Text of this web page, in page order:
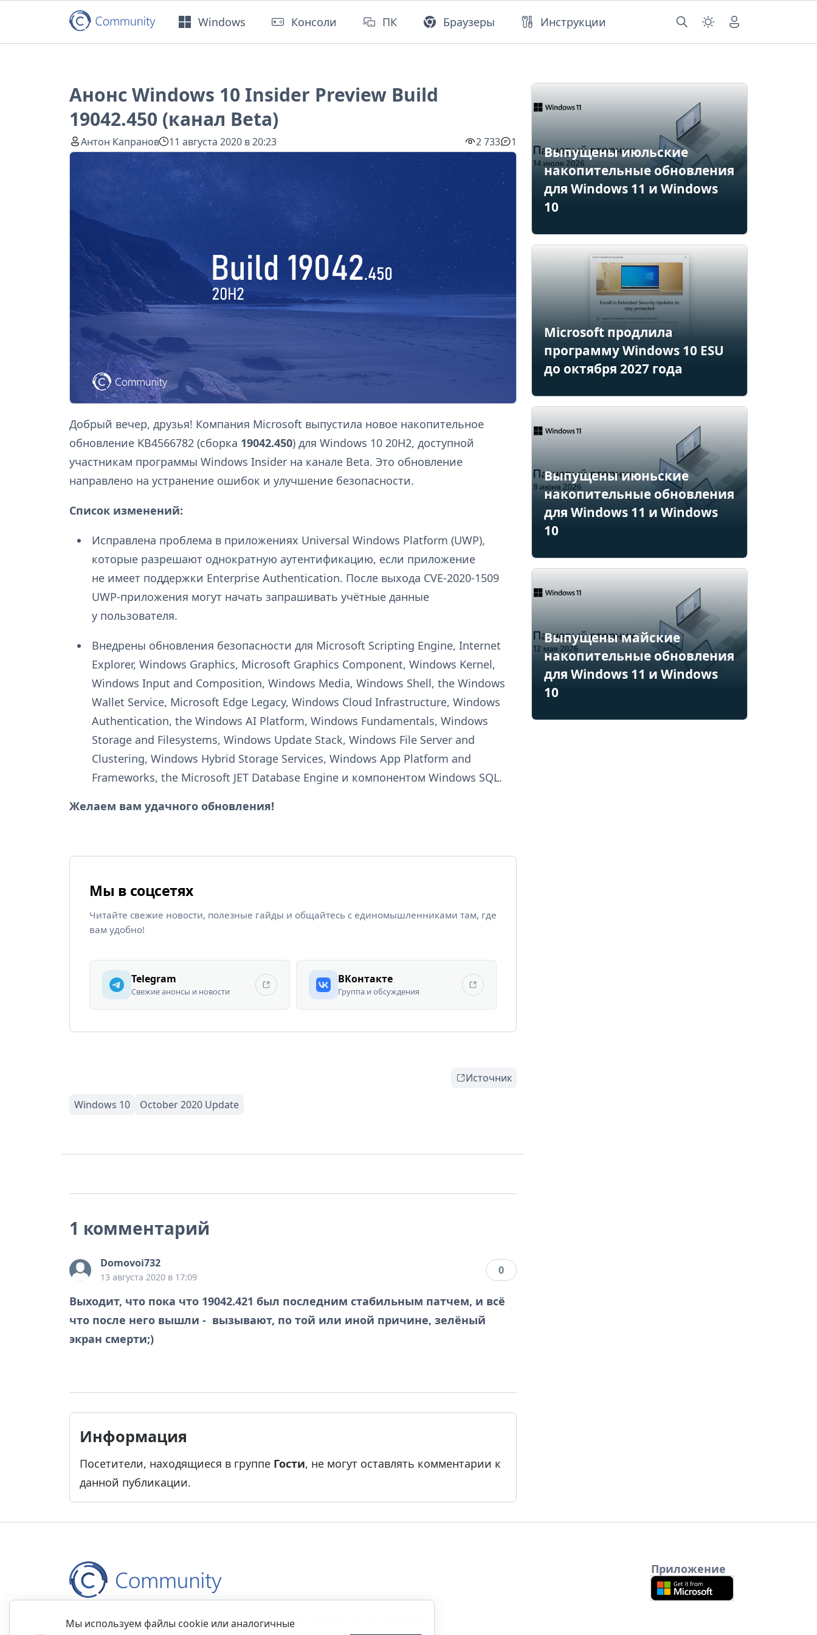
Windows Консоли ПК Браузеры Инструкции
Анонс Windows 10 Insider Preview Build
19042.450 (канал Beta)
Антон Капранов 11 августа 2020 в 20:23 2 733 1
Добрый вечер, друзья! Компания Microsoft выпустила новое накопительное
обновление KB4566782 (сборка 19042.450) для Windows 10 20H2, доступной
участникам программы Windows Insider на канале Beta. Это обновление
направлено на устранение ошибок и улучшение безопасности.
Список изменений:
Исправлена проблема в приложениях Universal Windows Platform (UWP),
которые разрешают однократную аутентификацию, если приложение
не имеет поддержки Enterprise Authentication. После выхода CVE-2020-1509
UWP-приложения могут начать запрашивать учётные данные
у пользователя.
Внедрены обновления безопасности для Microsoft Scripting Engine, Internet
Explorer, Windows Graphics, Microsoft Graphics Component, Windows Kernel,
Windows Input and Composition, Windows Media, Windows Shell, the Windows
Wallet Service, Microsoft Edge Legacy, Windows Cloud Infrastructure, Windows
Authentication, the Windows AI Platform, Windows Fundamentals, Windows
Storage and Filesystems, Windows Update Stack, Windows File Server and
Clustering, Windows Hybrid Storage Services, Windows App Platform and
Frameworks, the Microsoft JET Database Engine и компонентом Windows SQL.
Желаем вам удачного обновления!
Мы в соцсетях
Читайте свежие новости, полезные гайды и общайтесь с единомышленниками там, где
вам удобно!
Telegram
Свежие анонсы и новости
ВКонтакте
Группа и обсуждения
Источник
1 комментарий
Domovoi732
13 августа 2020 в 17:09
0
Выходит, что пока что 19042.421 был последним стабильным патчем, и всё
что после него вышли - вызывают, по той или иной причине, зелёный
экран смерти;)
Информация
Посетители, находящиеся в группе Гости, не могут оставлять комментарии к
данной публикации.
Выпущены июльские
накопительные обновления
для Windows 11 и Windows
10
Microsoft продлила
программу Windows 10 ESU
до октября 2027 года
Выпущены июньские
накопительные обновления
для Windows 11 и Windows
10
Выпущены майские
накопительные обновления
для Windows 11 и Windows
10
КонтактыПравилаОбратная связьПравила копирования материалов
Приложение
Мы используем файлы cookie или аналогичные